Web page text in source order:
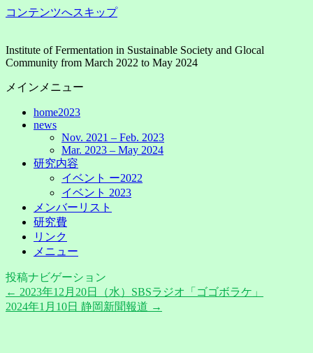
コンテンツへスキップ
Institute of Fermentation in Sustainable Society and Glocal
Community from March 2022 to May 2024
メインメニュー
home2023
news
Nov. 2021 – Feb. 2023
Mar. 2023 – May 2024
研究内容
イベント ー2022
イベント 2023
メンバーリスト
研究費
リンク
メニュー
投稿ナビゲーション
← 2023年12月20日（水）SBSラジオ「ゴゴボラケ」
2024年1月10日 静岡新聞報道 →